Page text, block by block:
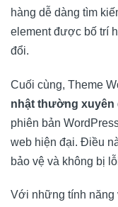
hàng dễ dàng tìm
element được bố trí
đổi.
Cuối cùng, Theme
nhật thường xuyên
phiên bản
web hiện đại. Điều
bảo vệ và không bị
Với những tính năng